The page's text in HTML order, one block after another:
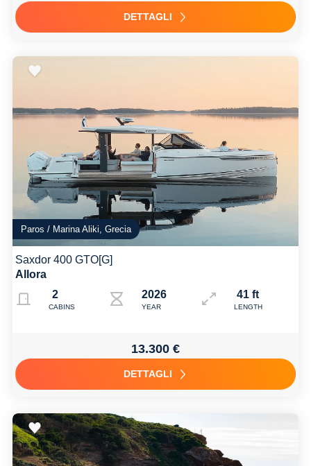
DETTAGLI
Paros / Marina Aliki, Grecia
Saxdor 400 GTO[G]
Allora
2
CABINS
2026
YEAR
41 ft
LENGTH
13.300 €
DETTAGLI